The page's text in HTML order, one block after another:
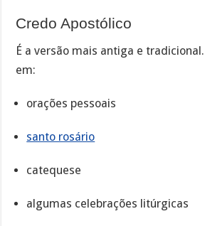
Credo Apostólico
É a versão mais antiga e
em:
orações pessoais
santo rosário
catequese
algumas celebrações litúrgicas